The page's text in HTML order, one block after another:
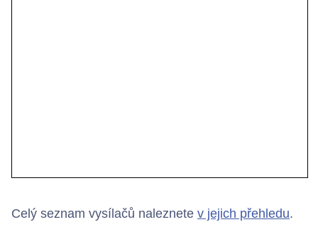
Celý seznam vysílačů naleznete v jejich přehledu.